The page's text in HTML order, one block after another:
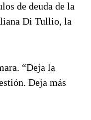
de deuda de la
Di Tullio, la
“Deja la
Deja más